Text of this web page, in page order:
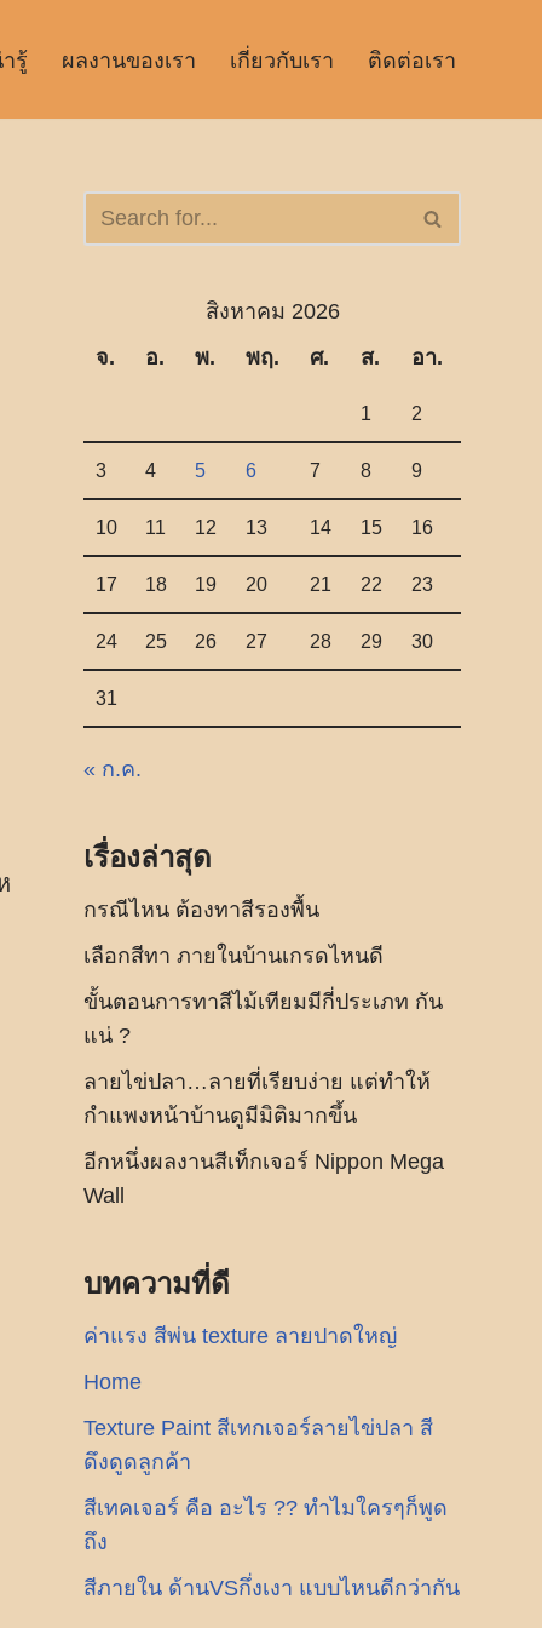
รู้ ผลงานของเรา เกี่ยวกับเรา ติดต่อเรา
สิงหาคม 2026
จ.
อ. พ. พฤ. ศ. ส. อา.
1 2
3 4 5 6 7 8 9
10 11 12 13 14 15 16
17 18 19 20 21 22 23
24 25 26 27 28 29 30
31
« ก.ค.
เรื่องล่าสุด
กรณีไหน ต้องทาสีรองพื้น
เลือกสีทา ภายในบ้านเกรดไหนดี
ขั้นตอนการทาสีไม้เทียมมีกี่ประเภท กัน
แน่ ?
ลายไข่ปลา…ลายที่เรียบง่าย แต่ทำให้
กำแพงหน้าบ้านดูมีมิติมากขึ้น
อีกหนึ่งผลงานสีเท็กเจอร์ Nippon Mega
Wall
บทความที่ดี
ค่าแรง สีพ่น texture ลายปาดใหญ่
Home
Texture Paint สีเทกเจอร์ลายไข่ปลา สี
ดึงดูดลูกค้า
สีเทคเจอร์ คือ อะไร ?? ทำไมใครๆก็พูด
ถึง
สีภายใน ด้านVSกึ่งเงา แบบไหนดีกว่ากัน